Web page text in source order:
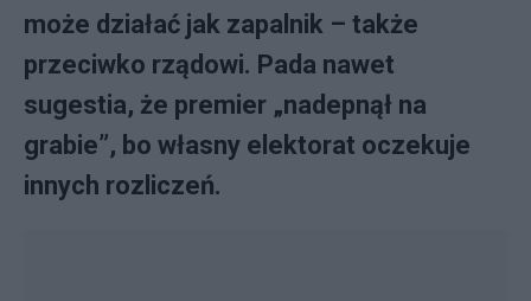
może działać jak zapalnik – także
przeciwko rządowi. Pada nawet
sugestia, że premier „nadepnął na
grabie”, bo własny elektorat oczekuje
innych rozliczeń.